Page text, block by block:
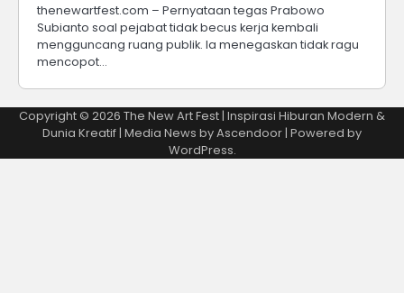
thenewartfest.com – Pernyataan tegas Prabowo
Subianto soal pejabat tidak becus kerja kembali
mengguncang ruang publik. Ia menegaskan tidak ragu
mencopot…
Copyright © 2026 The New Art Fest | Inspirasi Hiburan Modern &
Dunia Kreatif| Media News byAscendoor| Powered by
WordPress.